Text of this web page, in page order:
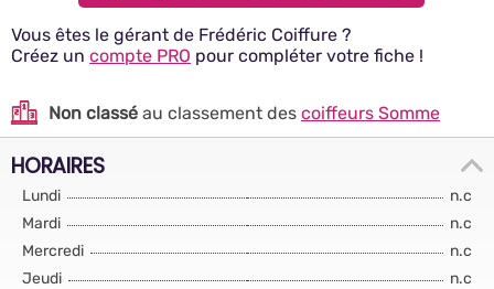
Vous êtes le gérant de Frédéric Coiffure ?
Créez un compte PRO pour compléter votre fiche !
Non classé au classement des coiffeurs Somme
HORAIRES
Lundi
n.c
Mardi
n.c
Mercredi
n.c
Jeudi
n.c